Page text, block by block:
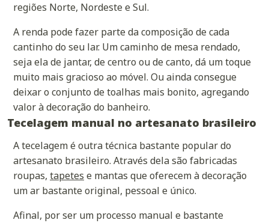
regiões Norte, Nordeste e Sul.
A renda pode fazer parte da composição de cada
cantinho do seu lar. Um caminho de mesa rendado,
seja ela de jantar, de centro ou de canto, dá um toque
muito mais gracioso ao móvel. Ou ainda consegue
deixar o conjunto de toalhas mais bonito, agregando
valor à decoração do banheiro.
Tecelagem manual no artesanato brasileiro
Atecelagemé outra técnica bastante popular do
artesanato brasileiro. Através dela são fabricadas
roupas, tapetes e mantas que oferecem à decoração
um ar bastante original, pessoal e único.
Afinal, por ser um processo manual e bastante